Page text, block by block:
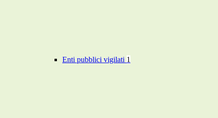
Enti pubblici vigilati 1